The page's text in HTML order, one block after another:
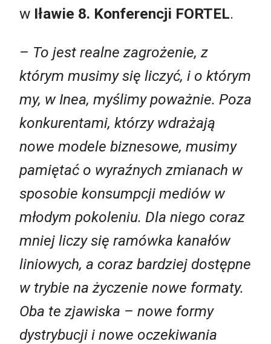
w Iławie 8. Konferencji FORTEL.
– To jest realne zagrożenie, z
którym musimy się liczyć, i o którym
my, w Inea, myślimy poważnie. Poza
konkurentami, którzy wdrażają
nowe modele biznesowe, musimy
pamiętać o wyraźnych zmianach w
sposobie konsumpcji mediów w
młodym pokoleniu. Dla niego coraz
mniej liczy się ramówka kanałów
liniowych, a coraz bardziej dostępne
w trybie na życzenie nowe formaty.
Oba te zjawiska – nowe formy
dystrybucji i nowe oczekiwania